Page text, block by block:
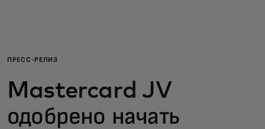
Для бизнеса
Для всего мира
ПРЕСС-РЕЛИЗ
Mastercard JV
одобрено начать